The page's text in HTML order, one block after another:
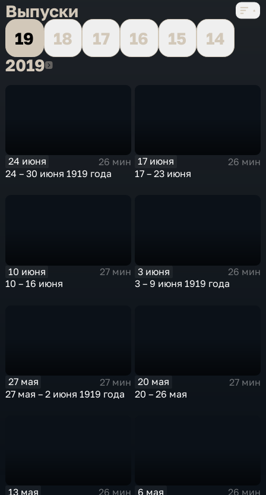
Выпуски
19
18 17 16 15
14
20192019
24 июня
26 мин
24 – 30 июня 1919 года
17 июня
26 мин
17 – 23 июня
10 июня
27 мин
10 – 16 июня
3 июня
26 мин
3 – 9 июня 1919 года
27 мая
27 мин
27 мая – 2 июня 1919 года
20 мая
27 мин
20 – 26 мая
13 мая 26 мин 6 мая 26 мин